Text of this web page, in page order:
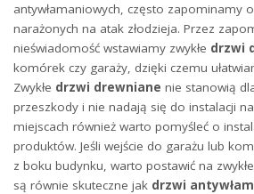
antywłamaniowych, często zapominamy
narażonych na atak złodzieja. Przez
nieświadomość wstawiamy zwykłe drzwi
komórek czy garaży, dzięki czemu
Zwykłe drzwi drewniane nie stanowią
przeszkody i nie nadają się do instalacji
miejscach również warto pomyśleć o
produktów. Jeśli wejście do garażu lub
z boku budynku, warto postawić na zwykłe
są równie skuteczne jak drzwi